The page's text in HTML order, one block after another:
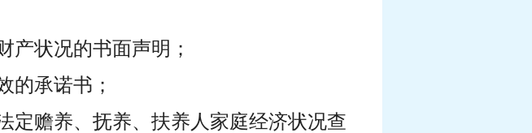
产状况的书面声明；
的承诺书；
定赡养、抚养、扶养人家庭经济状况查